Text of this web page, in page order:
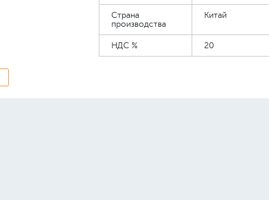
Страна
производства
Китай
НДС % 20